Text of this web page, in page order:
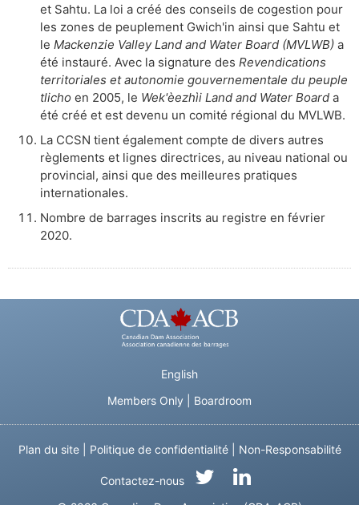
et Sahtu. La loi a créé des conseils de cogestion pour
les zones de peuplement Gwich'in ainsi que Sahtu et
le Mackenzie Valley Land and Water Board (MVLWB) a
été instauré. Avec la signature des Revendications
territoriales et autonomie gouvernementale du peuple
tlicho en 2005, le Wek'èezhìi Land and Water Board a
été créé et est devenu un comité régional du MVLWB.
La CCSN tient également compte de divers autres
règlements et lignes directrices, au niveau national ou
provincial, ainsi que des meilleures pratiques
internationales.
Nombre de barrages inscrits au registre en février
2020.
English
Members Only
Boardroom
Plan du site| Politique de confidentialité| Non-Responsabilité
Contactez-nous